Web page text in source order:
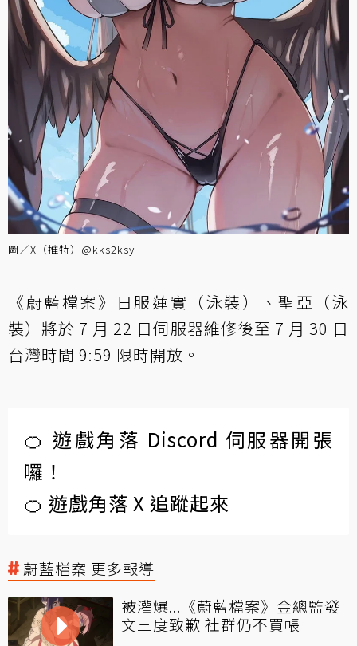
圖／X（推特）@kks2ksy
《蔚藍檔案》日服蓮實（泳裝）、聖亞（泳
裝）將於 7 月 22 日伺服器維修後至 7 月 30 日
台灣時間 9:59 限時開放。
🍊 遊戲角落 Discord 伺服器開張
囉！
🍊 遊戲角落 X 追蹤起來
蔚藍檔案 更多報導
被灌爆...《蔚藍檔案》金總監發
文三度致歉 社群仍不買帳